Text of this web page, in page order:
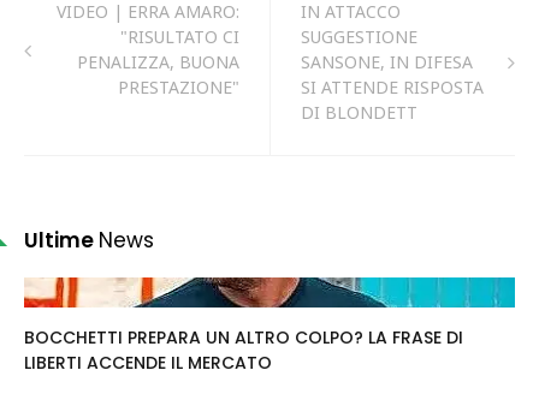
VIDEO | ERRA AMARO:
"RISULTATO CI
PENALIZZA, BUONA
PRESTAZIONE"
IN ATTACCO
SUGGESTIONE
SANSONE, IN DIFESA
SI ATTENDE RISPOSTA
DI BLONDETT
Ultime News
BOCCHETTI PREPARA UN ALTRO COLPO? LA FRASE DI
LIBERTI ACCENDE IL MERCATO